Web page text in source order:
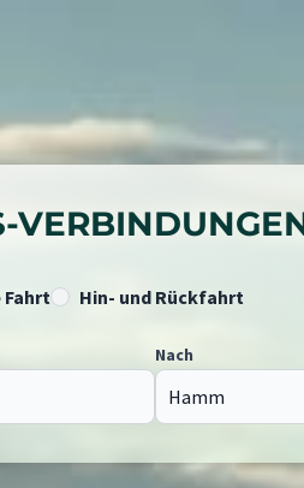
Fahrt Hin- und Rückfahrt
Nach